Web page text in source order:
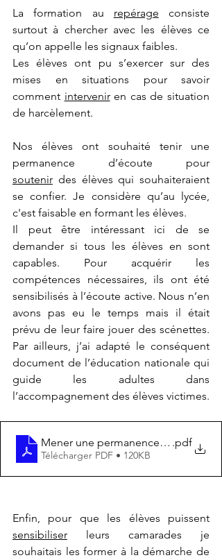
La formation au repérage consiste
surtout à chercher avec les élèves ce
qu’on appelle les signaux faibles.
Les élèves ont pu s’exercer sur des
mises en situations pour savoir
comment intervenir en cas de situation
de harcèlement.
Nos élèves ont souhaité tenir une
soutenir des élèves qui souhaiteraient
se confier. Je considère qu’au lycée,
c'est faisable en formant les élèves.
Il peut être intéressant ici de se
demander si tous les élèves en sont
capables. Pour acquérir les
compétences nécessaires, ils ont été
sensibilisés à l’écoute active. Nous n’en
avons pas eu le temps mais il était
prévu de leur faire jouer des scénettes.
Par ailleurs, j’ai adapté le conséquent
document de l’éducation nationale qui
guide les adultes dans
l’accompagnement des élèves victimes.
Mener une permanence d'écoute
.pdf
Télécharger PDF • 120KB
sensibiliser leurs camarades je